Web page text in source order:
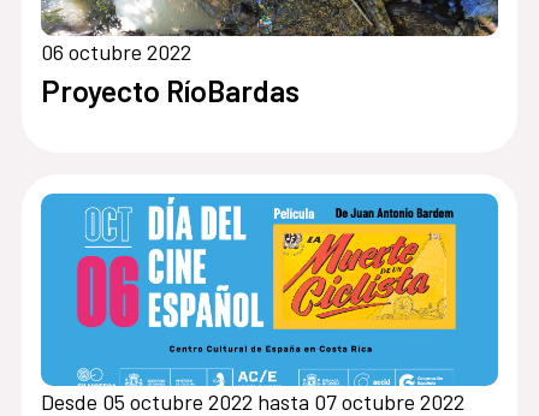
06 octubre 2022
Proyecto RíoBardas
Desde 05 octubre 2022 hasta 07 octubre 2022